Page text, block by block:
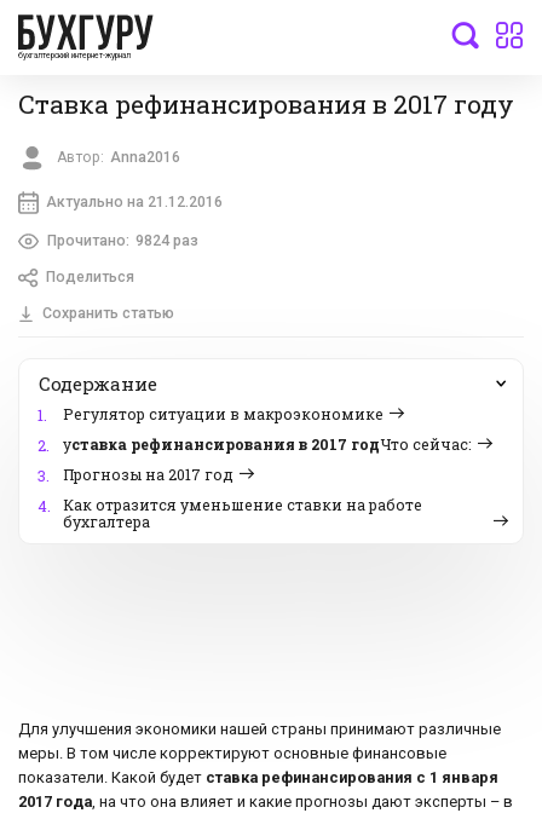
бухгалтерский интернет-журнал
Ставка рефинансирования в 2017 году
Автор: Anna2016
Актуально на 21.12.2016
Прочитано: 9824 раз
Поделиться
Сохранить статью
Содержание
1.
Регулятор ситуации в макроэкономике
2.
Что сейчас:
ставка рефинансирования в 2017 год
у
3.
Прогнозы на 2017 год
4.
Как отразится уменьшение ставки на работе
бухгалтера
Для улучшения экономики нашей страны принимают различные
меры. В том числе корректируют основные финансовые
показатели. Какой будет ставка рефинансирования с 1 января
2017 года, на что она влияет и какие прогнозы дают эксперты – в